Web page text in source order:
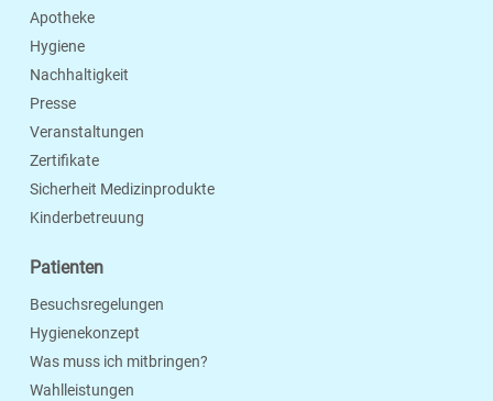
Apotheke
Hygiene
Nachhaltigkeit
Presse
Veranstaltungen
Zertifikate
Sicherheit Medizinprodukte
Kinderbetreuung
Patienten
Besuchsregelungen
Hygienekonzept
Was muss ich mitbringen?
Wahlleistungen